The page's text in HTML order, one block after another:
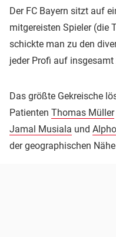
Der FC Bayern sitzt auf
mitgereisten Spieler (die
schickte man zu den
jeder Profi auf
Das größte Gekreische
Patienten Thomas Müller
Jamal Musiala und
der geographischen